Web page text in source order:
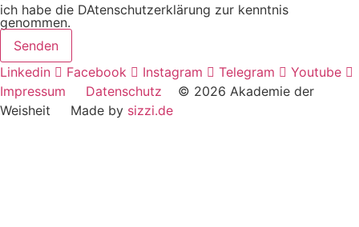
ich habe die DAtenschutzerklärung zur kenntnis
genommen.
Senden
Linkedin
Facebook Instagram Telegram
Youtube
Impressum
Datenschutz © 2026 Akademie der
Weisheit Made by sizzi.de